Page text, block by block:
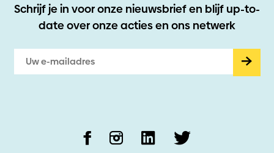
Schrijf je in voor onze nieuwsbrief en blijf up-to-
dateover onze acties en ons netwerk